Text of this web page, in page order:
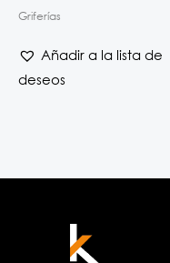
Griferías
Añadir a la lista de
deseos